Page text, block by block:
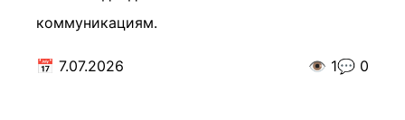
коммуникациям.
📅 7.07.2026 👁️ 1💬 0